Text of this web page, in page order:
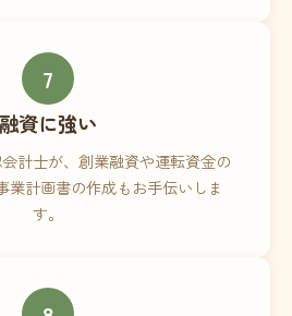
7
融資に強い
計士が、創業融資や運転資金の
業計画書の作成もお手伝いしま
す。